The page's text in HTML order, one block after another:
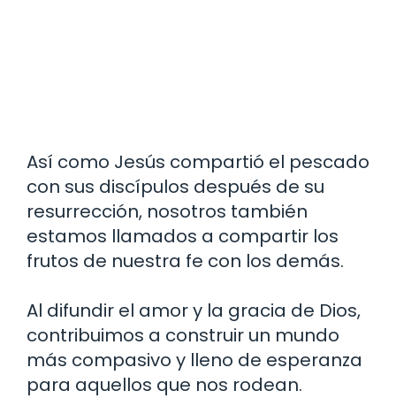
Así como Jesús compartió el pescado
con sus discípulos después de su
resurrección, nosotros también
estamos llamados a compartir los
frutos de nuestra fe con los demás.
Al difundir el amor y la gracia de Dios,
contribuimos a construir un mundo
más compasivo y lleno de esperanza
para aquellos que nos rodean.